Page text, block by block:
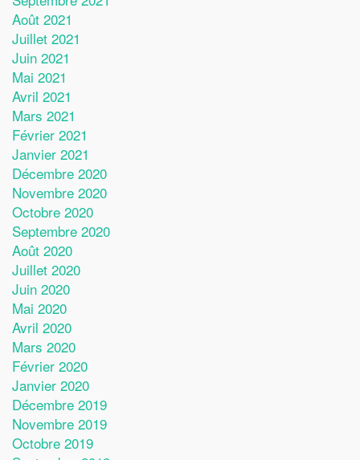
Août 2021
Juillet 2021
Juin 2021
Mai 2021
Avril 2021
Mars 2021
Février 2021
Janvier 2021
Décembre 2020
Novembre 2020
Octobre 2020
Septembre 2020
Août 2020
Juillet 2020
Juin 2020
Mai 2020
Avril 2020
Mars 2020
Février 2020
Janvier 2020
Décembre 2019
Novembre 2019
Octobre 2019